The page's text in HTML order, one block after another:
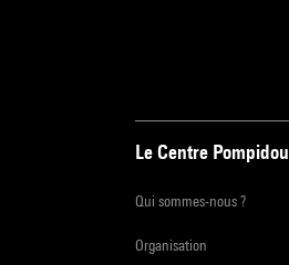
Le Centre Pompidou
Qui sommes-nous ?
Organisation